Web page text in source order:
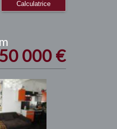
Calculatrice
000€